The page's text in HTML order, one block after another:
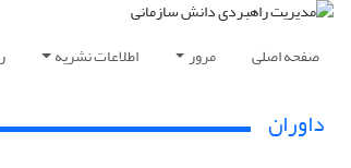
صفحه اصلی مرور اطلاعات نشریه
داوران